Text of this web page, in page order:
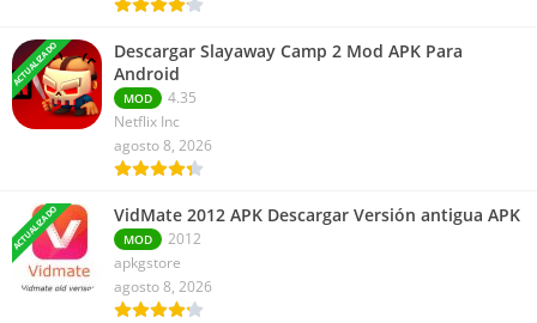
ACTUALIZADO
Descargar Slayaway Camp 2 Mod APK Para
Android
MOD
4.35
Netflix Inc
agosto 8, 2026
ACTUALIZADO VidMate 2012 APK Descargar Versión antigua APK
MOD
2012
apkgstore
agosto 8, 2026